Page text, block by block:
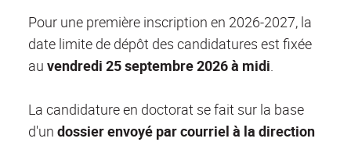
Pour une première inscription en 2026-2027, la
date limite de dépôt des candidatures est fixée
au vendredi 25 septembre 2026 à midi.
La candidature en doctorat se fait sur la base
d'un dossier envoyé par courriel à la direction